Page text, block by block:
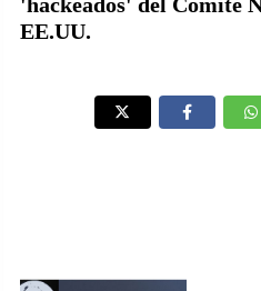
EE.UU.